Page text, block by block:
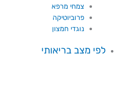
צמחי מרפא
פרוביוטיקה
נוגדי חמצון
לפי מצב בריאותי